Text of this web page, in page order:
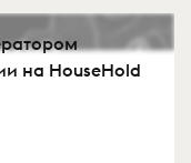
на HouseHold